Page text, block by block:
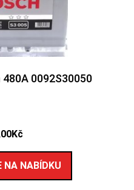
0092S30050
Kč
NA NABÍDKU